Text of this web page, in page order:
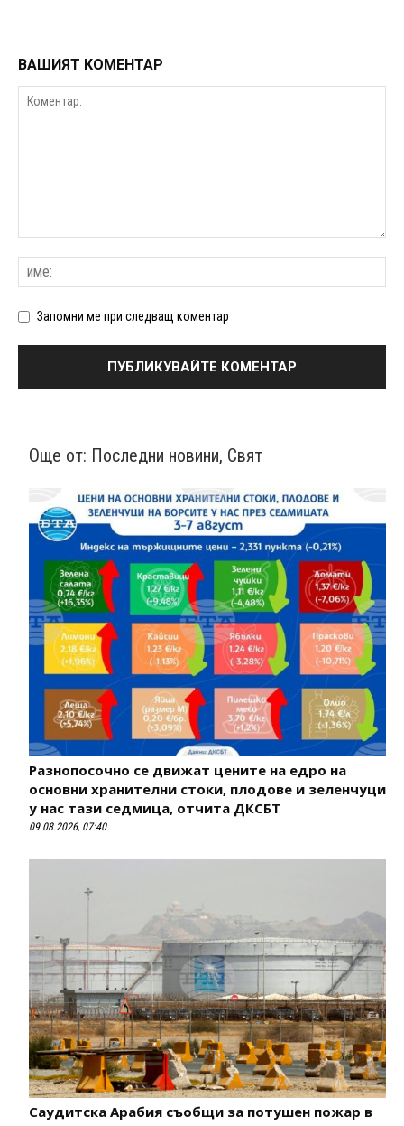
ВАШИЯТ КОМЕНТАР
Запомни ме при следващ коментар
Още от: Последни новини, Свят
Разнопосочно се движат цените на едро на
основни хранителни стоки, плодове и зеленчуци
у нас тази седмица, отчита ДКСБТ
09.08.2026, 07:40
Саудитска Арабия съобщи за потушен пожар в